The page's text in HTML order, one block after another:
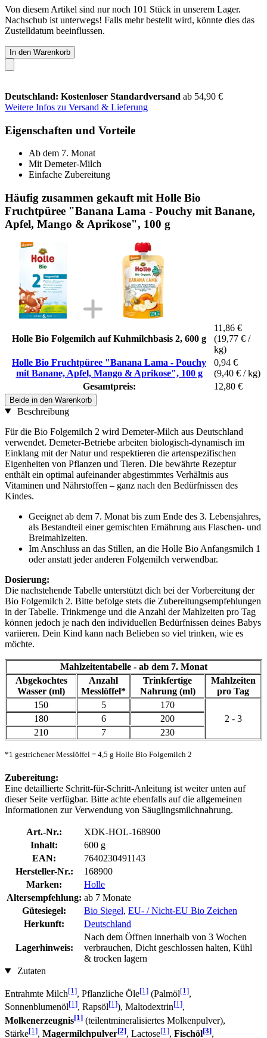
Von diesem Artikel sind nur noch 101 Stück in unserem Lager.
Nachschub ist unterwegs! Falls mehr bestellt wird, könnte dies das
Zustelldatum beeinflussen.
In den Warenkorb
Deutschland: Kostenloser Standardversand ab 54,90 €
Weitere Infos zu Versand & Lieferung
Eigenschaften und Vorteile
Ab dem 7. Monat
Mit Demeter-Milch
Einfache Zubereitung
Häufig zusammen gekauft mit Holle Bio
Fruchtpüree "Banana Lama - Pouchy mit Banane,
Apfel, Mango & Aprikose", 100 g
Holle Bio Folgemilch auf Kuhmilchbasis 2, 600 g
11,86 €
(19,77 € /
kg)
Holle Bio Fruchtpüree "Banana Lama - Pouchy
mit Banane, Apfel, Mango & Aprikose", 100 g
0,94 €
(9,40 € / kg)
Gesamtpreis:
12,80 €
Beide in den Warenkorb
Beschreibung
Für die Bio Folgemilch 2 wird Demeter-Milch aus Deutschland
verwendet. Demeter-Betriebe arbeiten biologisch-dynamisch im
Einklang mit der Natur und respektieren die artenspezifischen
Eigenheiten von Pflanzen und Tieren. Die bewährte Rezeptur
enthält ein optimal aufeinander abgestimmtes Verhältnis aus
Vitaminen und Nährstoffen – ganz nach den Bedürfnissen des
Kindes.
Geeignet ab dem 7. Monat bis zum Ende des 3. Lebensjahres,
als Bestandteil einer gemischten Ernährung aus Flaschen- und
Breimahlzeiten.
Im Anschluss an das Stillen, an die Holle Bio Anfangsmilch 1
oder anstatt jeder anderen Folgemilch verwendbar.
Dosierung:
Die nachstehende Tabelle unterstützt dich bei der Vorbereitung der
Bio Folgemilch 2. Bitte befolge stets die Zubereitungsempfehlungen
in der Tabelle. Trinkmenge und die Anzahl der Mahlzeiten pro Tag
können jedoch je nach den individuellen Bedürfnissen deines Babys
variieren. Dein Kind kann nach Belieben so viel trinken, wie es
möchte.
Mahlzeitentabelle - ab dem 7. Monat
Abgekochtes
Wasser (ml)
Anzahl
Messlöffel*
Trinkfertige
Nahrung (ml)
Mahlzeiten
pro Tag
150
5
170
2 - 3
180 6
200
210
7 230
*1 gestrichener Messlöffel = 4,5 g Holle Bio Folgemilch 2
Zubereitung:
Eine detaillierte Schritt-für-Schritt-Anleitung ist weiter unten auf
dieser Seite verfügbar. Bitte achte ebenfalls auf die allgemeinen
Informationen zur Verwendung von Säuglingsmilchnahrung.
Art.-Nr.:
XDK-HOL-168900
Inhalt:
600 g
EAN:
7640230491143
Hersteller-Nr.:
168900
Marken:
Holle
Altersempfehlung: ab 7 Monate
Gütesiegel:
Bio Siegel, EU- / Nicht-EU Bio Zeichen
Herkunft:
Deutschland
Lagerhinweis:
Nach dem Öffnen innerhalb von 3 Wochen
verbrauchen, Dicht geschlossen halten, Kühl
& trocken lagern
Zutaten
Entrahmte Milch[1], Pflanzliche Öle[1] (Palmöl[1],
Sonnenblumenöl[1], Rapsöl[1]), Maltodextrin[1],
Molkenerzeugnis[1] (teilentmineralisiertes Molkenpulver),
Stärke[1], Magermilchpulver[2], Lactose[1], Fischöl[3],